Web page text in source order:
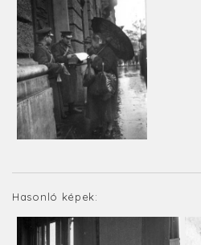
Hasonló képek: